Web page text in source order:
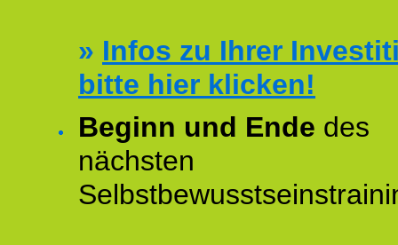
» Infos zu Ihrer
bitte hier klicken!
Beginn und Ende des
nächsten